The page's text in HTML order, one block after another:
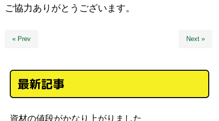
ご協力ありがとうございます。
« Prev Next »
最新記事
資材の値段がかなり上がりました